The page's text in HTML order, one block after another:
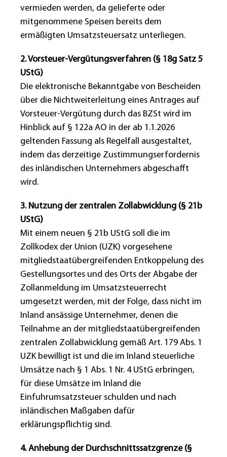
vermieden werden, da gelieferte oder
mitgenommene Speisen bereits dem
ermäßigten Umsatzsteuersatz unterliegen.
2. Vorsteuer-Vergütungsverfahren (§ 18g Satz 5
UStG)
Die elektronische Bekanntgabe von Bescheiden
über die Nichtweiterleitung eines Antrages auf
Vorsteuer-Vergütung durch das BZSt wird im
Hinblick auf § 122a AO in der ab 1.1.2026
geltenden Fassung als Regelfall ausgestaltet,
indem das derzeitige Zustimmungserfordernis
des inländischen Unternehmers abgeschafft
wird.
3. Nutzung der zentralen Zollabwicklung (§ 21b
UStG)
Mit einem neuen § 21b UStG soll die im
Zollkodex der Union (UZK) vorgesehene
mitgliedstaatübergreifenden Entkoppelung des
Gestellungsortes und des Orts der Abgabe der
Zollanmeldung im Umsatzsteuerrecht
umgesetzt werden, mit der Folge, dass nicht im
Inland ansässige Unternehmer, denen die
Teilnahme an der mitgliedstaatübergreifenden
zentralen Zollabwicklung gemäß Art. 179 Abs. 1
UZK bewilligt ist und die im Inland steuerliche
Umsätze nach § 1 Abs. 1 Nr. 4 UStG erbringen,
für diese Umsätze im Inland die
Einfuhrumsatzsteuer schulden und nach
inländischen Maßgaben dafür
erklärungspflichtig sind.
4. Anhebung der Durchschnittssatzgrenze (§